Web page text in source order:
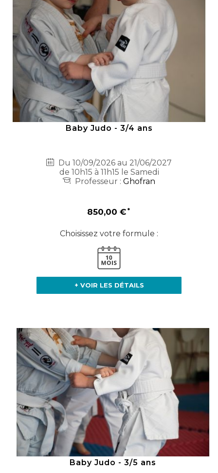
Baby Judo - 3/4 ans
Du 10/09/2026 au 21/06/2027
de 10h15 à 11h15 le Samedi
Professeur : Ghofran
850,00 €
Choisissez votre formule :
+ VOIR LES DÉTAILS
Baby Judo - 3/5 ans